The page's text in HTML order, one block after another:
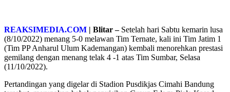
REAKSIMEDIA.COM | Blitar –Setelah hari Sabtu kemarin lusa
(8/10/2022) menang 5-0 melawan Tim Ternate, kali ini Tim Jatim 1
(Tim PP Anharul Ulum Kademangan) kembali menorehkan prestasi
gemilang dengan menang telak 4 -1 atas Tim Sumbar, Selasa
(11/10/2022).
Pertandingan yang digelar di Stadion Pusdikjas Cimahi Bandung